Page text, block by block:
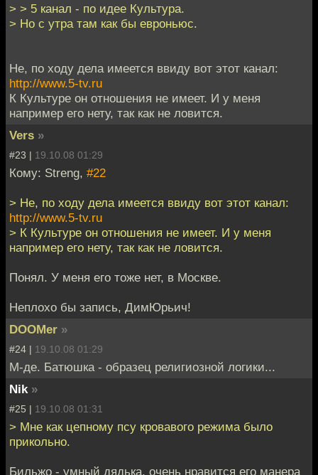
> > 5 канал - по идее Культура.
> Но с утра там как бы евроньюс.
Не, по ходу дела имеется ввиду вот этот канал:
http://www.5-tv.ru
К Культуре он отношения не имеет. И у меня
например его нету, так как не ловится.
Vers »
#23 | 19.10.08 01:29
Кому: Streng, #22
> Не, по ходу дела имеется ввиду вот этот канал:
http://www.5-tv.ru
> К Культуре он отношения не имеет. И у меня
например его нету, так как не ловится.
Понял. У меня его тоже нет, в Москве.
Неплохо бы запись, ДимЮрьич!
DOOMer »
#24 | 19.10.08 01:29
М-де. Батюшка - образец религиозной логики...
Nik »
#25 | 19.10.08 01:31
> Мне как цепному псу кровавого режима было
прикольно.
Бильжо - умный дядька, очень нравится его манера